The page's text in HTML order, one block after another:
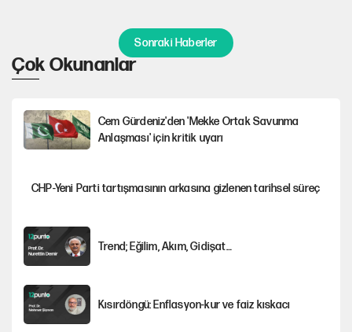
Sonraki Haberler
Çok Okunanlar
Cem Gürdeniz'den 'Mekke Ortak Savunma
Anlaşması' için kritik uyarı
CHP-Yeni Parti tartışmasının arkasına gizlenen tarihsel süreç
Trend; Eğilim, Akım, Gidişat…
Kısırdöngü: Enflasyon-kur ve faiz kıskacı